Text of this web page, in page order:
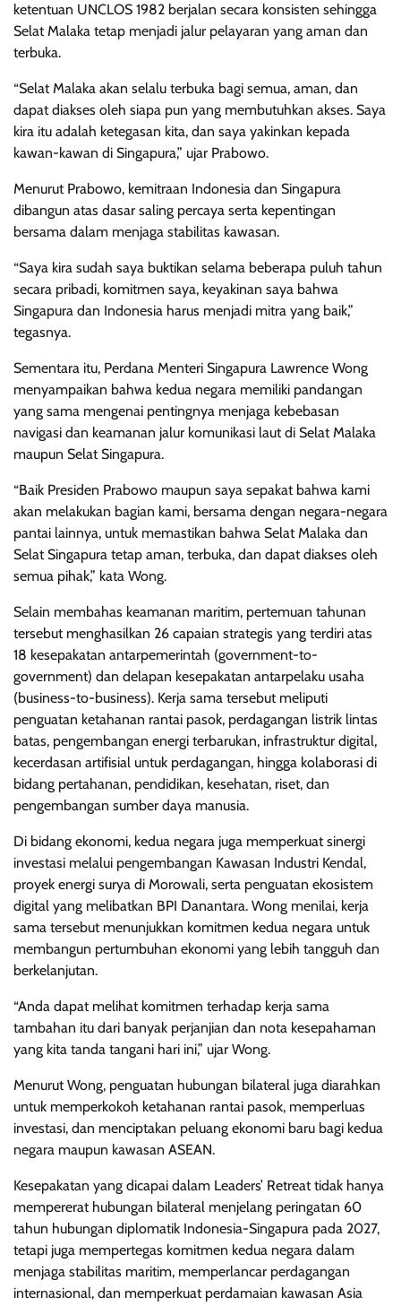
ketentuan UNCLOS 1982 berjalan secara konsisten sehingga
Selat Malaka tetap menjadi jalur pelayaran yang aman dan
terbuka.
“Selat Malaka akan selalu terbuka bagi semua, aman, dan
dapat diakses oleh siapa pun yang membutuhkan akses. Saya
kira itu adalah ketegasan kita, dan saya yakinkan kepada
kawan-kawan di Singapura,” ujar Prabowo.
Menurut Prabowo, kemitraan Indonesia dan Singapura
dibangun atas dasar saling percaya serta kepentingan
bersama dalam menjaga stabilitas kawasan.
“Saya kira sudah saya buktikan selama beberapa puluh tahun
secara pribadi, komitmen saya, keyakinan saya bahwa
Singapura dan Indonesia harus menjadi mitra yang baik,”
tegasnya.
Sementara itu, Perdana Menteri Singapura Lawrence Wong
menyampaikan bahwa kedua negara memiliki pandangan
yang sama mengenai pentingnya menjaga kebebasan
navigasi dan keamanan jalur komunikasi laut di Selat Malaka
maupun Selat Singapura.
“Baik Presiden Prabowo maupun saya sepakat bahwa kami
akan melakukan bagian kami, bersama dengan negara-negara
pantai lainnya, untuk memastikan bahwa Selat Malaka dan
Selat Singapura tetap aman, terbuka, dan dapat diakses oleh
semua pihak,” kata Wong.
Selain membahas keamanan maritim, pertemuan tahunan
tersebut menghasilkan 26 capaian strategis yang terdiri atas
18 kesepakatan antarpemerintah (government-to-
government) dan delapan kesepakatan antarpelaku usaha
(business-to-business). Kerja sama tersebut meliputi
penguatan ketahanan rantai pasok, perdagangan listrik lintas
batas, pengembangan energi terbarukan, infrastruktur digital,
kecerdasan artifisial untuk perdagangan, hingga kolaborasi di
bidang pertahanan, pendidikan, kesehatan, riset, dan
pengembangan sumber daya manusia.
Di bidang ekonomi, kedua negara juga memperkuat sinergi
investasi melalui pengembangan Kawasan Industri Kendal,
proyek energi surya di Morowali, serta penguatan ekosistem
digital yang melibatkan BPI Danantara. Wong menilai, kerja
sama tersebut menunjukkan komitmen kedua negara untuk
membangun pertumbuhan ekonomi yang lebih tangguh dan
berkelanjutan.
“Anda dapat melihat komitmen terhadap kerja sama
tambahan itu dari banyak perjanjian dan nota kesepahaman
yang kita tanda tangani hari ini,” ujar Wong.
Menurut Wong, penguatan hubungan bilateral juga diarahkan
untuk memperkokoh ketahanan rantai pasok, memperluas
investasi, dan menciptakan peluang ekonomi baru bagi kedua
negara maupun kawasan ASEAN.
Kesepakatan yang dicapai dalam Leaders’ Retreat tidak hanya
mempererat hubungan bilateral menjelang peringatan 60
tahun hubungan diplomatik Indonesia-Singapura pada 2027,
tetapi juga mempertegas komitmen kedua negara dalam
menjaga stabilitas maritim, memperlancar perdagangan
internasional, dan memperkuat perdamaian kawasan Asia